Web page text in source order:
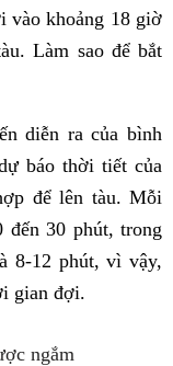
vào khoảng 18 giờ
Làm sao để bắt
diễn ra của bình
báo thời tiết của
để lên tàu. Mỗi
đến 30 phút, trong
8-12 phút, vì vậy,
gian đợi.
ngắm